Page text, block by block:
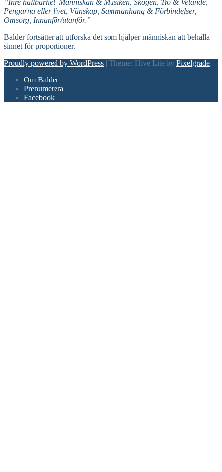
”Inre hållbarhet, Människan & Musiken, Skogen, Tro & Vetande,
Pengarna eller livet, Vänskap, Sammanhang & Förbindelser,
Omsorg, Innanför/utanför.”
Balder fortsätter att utforska det som hjälper människan att behålla
sinnet för proportioner.
Proudly powered by WordPress | Theme: Hive Lite by Pixelgrade.
Footer
navigation
Om Balder
Prenumerera
Facebook